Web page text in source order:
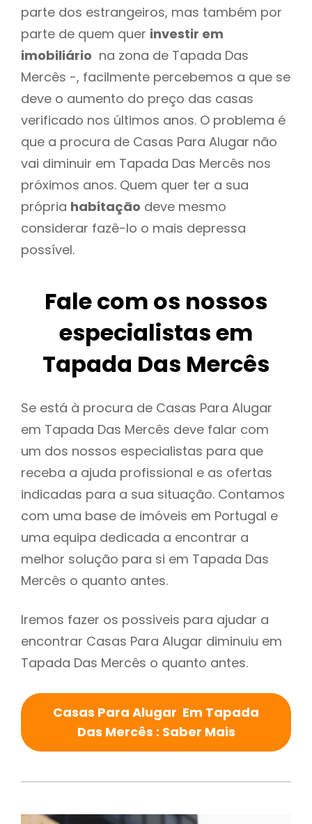
parte dos estrangeiros, mas também por
parte de quem quer investir em
imobiliário na zona de Tapada Das
Mercês -, facilmente percebemos a que se
deve o aumento do preço das casas
verificado nos últimos anos. O problema é
que a procura de Casas Para Alugar não
vai diminuir em Tapada Das Mercês nos
próximos anos. Quem quer ter a sua
própria habitação deve mesmo
considerar fazê-lo o mais depressa
possível.
Fale com os nossos
especialistas em
Tapada Das Mercês
Se está à procura de Casas Para Alugar
em Tapada Das Mercês deve falar com
um dos nossos especialistas para que
receba a ajuda profissional e as ofertas
indicadas para a sua situação. Contamos
com uma base de imóveis em Portugal e
uma equipa dedicada a encontrar a
melhor solução para si em Tapada Das
Mercês o quanto antes.
Iremos fazer os possiveis para ajudar a
encontrar Casas Para Alugar diminuiu em
Tapada Das Mercês o quanto antes.
Casas Para Alugar Em Tapada
Das Mercês : Saber Mais